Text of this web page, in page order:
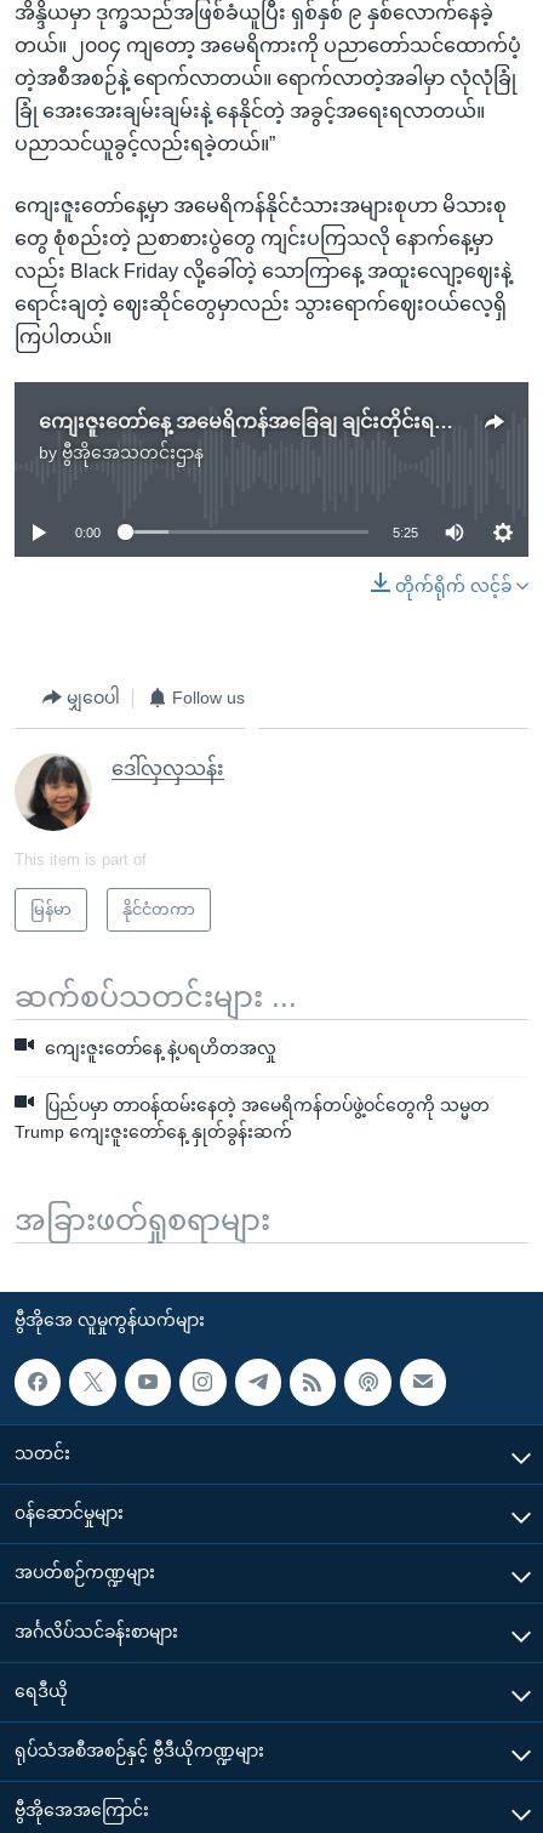
အိန္ဒိယမှာ ဒုက္ခသည်အဖြစ်ခံယူပြီး ရှစ်နှစ် ၉ နှစ်လောက်နေခဲ့
တယ်။ ၂၀၀၄ ကျတော့ အမေရိကားကို ပညာတော်သင်ထောက်ပံ့
တဲ့အစီအစဉ်နဲ့ ရောက်လာတယ်။ ရောက်လာတဲ့အခါမှာ လုံလုံခြုံ
ခြုံ အေးအေးချမ်းချမ်းနဲ့ နေနိုင်တဲ့ အခွင့်အရေးရလာတယ်။
ပညာသင်ယူခွင့်လည်းရခဲ့တယ်။”
ကျေးဇူးတော်နေ့မှာ အမေရိကန်နိုင်ငံသားအများစုဟာ မိသားစု
တွေ စုံစည်းတဲ့ ညစာစားပွဲတွေ ကျင်းပကြသလို နောက်နေ့မှာ
လည်း Black Friday လို့ခေါ်တဲ့ သောကြာနေ့ အထူးလျော့ဈေးနဲ့
ရောင်းချတဲ့ ဈေးဆိုင်တွေမှာလည်း သွားရောက်ဈေးဝယ်လေ့ရှိ
ကြပါတယ်။
ကျေးဇူးတော်နေ့ အမေရိကန်အခြေချ ချင်းတိုင်းရင်းသားအမြင်
by ဗွီအိုအေသတင်းဌာန
No media source currently available
0:00 5:25
တိုက်ရိုက် လင့်ခ်
မျှဝေပါ Follow us
ဒေါ်လှလှသန်း
This item is part of
မြန်မာ နိုင်ငံတကာ
ဆက်စပ်သတင်းများ ...
ကျေးဇူးတော်နေ့ နဲ့ပရဟိတအလှု
ပြည်ပမှာ တာဝန်ထမ်းနေတဲ့ အမေရိကန်တပ်ဖွဲ့ဝင်တွေကို သမ္မတ
Trump ကျေးဇူးတော်နေ့ နှုတ်ခွန်းဆက်
အခြားဖတ်ရှုစရာများ
ဗွီအိုအေ လူမှုကွန်ယက်များ
သတင်း
၀န်ဆောင်မှုများ
အပတ်စဉ်ကဏ္ဍများ
အင်္ဂလိပ်သင်ခန်းစာများ
ရေဒီယို
ရုပ်သံအစီအစဉ်နှင့် ဗွီဒီယိုကဏ္ဍများ
ဗွီအိုအေအကြောင်း